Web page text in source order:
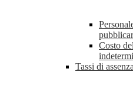
Costo
Tassi di assenza